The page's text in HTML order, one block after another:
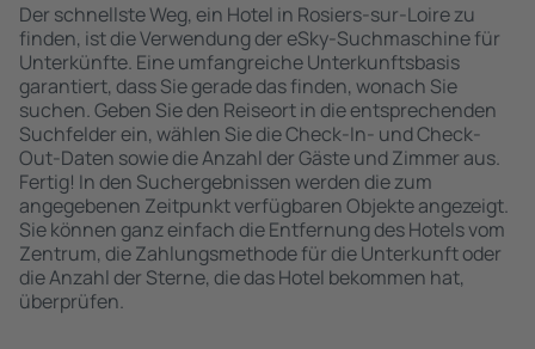
Der schnellste Weg, ein Hotel in Rosiers-sur-Loire zu
finden, ist die Verwendung der eSky-Suchmaschine für
Unterkünfte. Eine umfangreiche Unterkunftsbasis
garantiert, dass Sie gerade das finden, wonach Sie
suchen. Geben Sie den Reiseort in die entsprechenden
Suchfelder ein, wählen Sie die Check-In- und Check-
Out-Daten sowie die Anzahl der Gäste und Zimmer aus.
Fertig! In den Suchergebnissen werden die zum
angegebenen Zeitpunkt verfügbaren Objekte angezeigt.
Sie können ganz einfach die Entfernung des Hotels vom
Zentrum, die Zahlungsmethode für die Unterkunft oder
die Anzahl der Sterne, die das Hotel bekommen hat,
überprüfen.